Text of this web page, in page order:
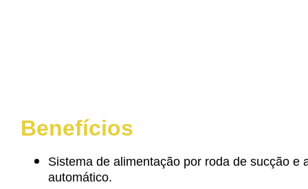
Benefícios
Sistema de alimentação por roda de sucção e
automático.